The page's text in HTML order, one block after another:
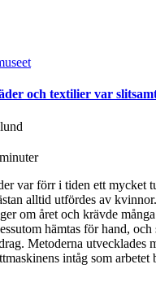
och textilier var
var förr i tiden ett mycket
alltid utfördes av
om året och krävde
hämtas för hand,
Metoderna utvecklades
intåg som arbetet